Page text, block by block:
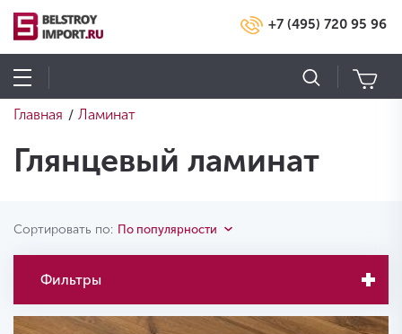
+7 (495) 720 95 96
Главная / Ламинат
Глянцевый ламинат
Сортировать по: По популярности
Фильтры